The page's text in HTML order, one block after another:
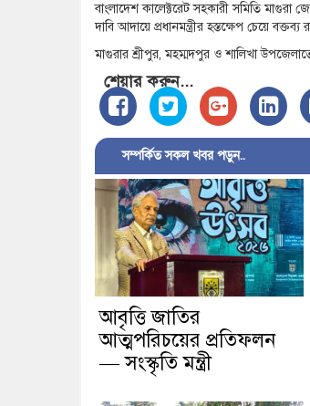
বাংলাদেশ কালেক্টরেট সহকারী সমিতি মাগুরা
দাবি আদায়ে প্রধানমন্ত্রীর হস্তক্ষেপ চেয়ে
মাগুরার শ্রীপুর, মহম্মদপুর ও শালিখা
শেয়ার করুন...
সম্পর্কিত সকল খবর পড়ুন..
আবৃত্তি জাতির
আত্মপরিচয়ের প্রতিফলন
— সংস্কৃতি মন্ত্রী